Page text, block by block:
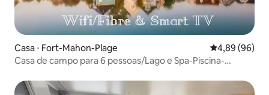
Casa ⋅ Fort-Mahon-Plage 4,89 de uma
4,89 (96)
Casa de campo para 6 pessoas/Lago e Spa-Piscina-